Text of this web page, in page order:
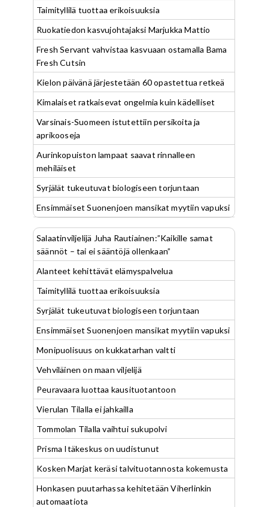
Taimityllilä tuottaa erikoisuuksia
Ruokatiedon kasvujohtajaksi Marjukka Mattio
Fresh Servant vahvistaa kasvuaan ostamalla Bama
Fresh Cutsin
Kielon päivänä järjestetään 60 opastettua retkeä
Kimalaiset ratkaisevat ongelmia kuin kädelliset
Varsinais-Suomeen istutettiin persikoita ja
aprikooseja
Aurinkopuiston lampaat saavat rinnalleen
mehiläiset
Syrjälät tukeutuvat biologiseen torjuntaan
Ensimmäiset Suonenjoen mansikat myytiin vapuksi
Salaatinviljelijä Juha Rautiainen:”Kaikille samat
säännöt – tai ei sääntöjä ollenkaan”
Alanteet kehittävät elämyspalvelua
Taimityllilä tuottaa erikoisuuksia
Syrjälät tukeutuvat biologiseen torjuntaan
Ensimmäiset Suonenjoen mansikat myytiin vapuksi
Monipuolisuus on kukkatarhan valtti
Vehviläinen on maan viljelijä
Peuravaara luottaa kausituotantoon
Vierulan Tilalla ei jahkailla
Tommolan Tilalla vaihtui sukupolvi
Prisma Itäkeskus on uudistunut
Kosken Marjat keräsi talvituotannosta kokemusta
Honkasen puutarhassa kehitetään Viherlinkin
automaatiota